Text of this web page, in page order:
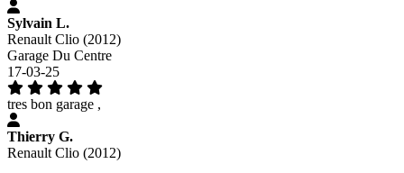
Sylvain L.
Renault Clio (2012)
Garage Du Centre
17-03-25
tres bon garage ,
Thierry G.
Renault Clio (2012)